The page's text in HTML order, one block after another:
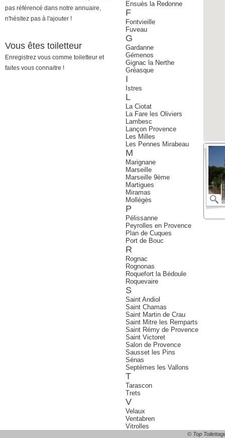
Ensuès la Redonne
F
Fontvieille
Fuveau
G
Gardanne
Gémenos
Gignac la Nerthe
Gréasque
I
Istres
L
La Ciotat
La Fare les Oliviers
Lambesc
Lançon Provence
Les Milles
Les Pennes Mirabeau
M
Marignane
Marseille
Marseille 9ème
Martigues
Miramas
Mollégès
P
Pélissanne
Peyrolles en Provence
Plan de Cuques
Port de Bouc
R
Rognac
Rognonas
Roquefort la Bédoule
Roquevaire
S
Saint Andiol
Saint Chamas
Saint Martin de Crau
Saint Mitre les Remparts
Saint Rémy de Provence
Saint Victoret
Salon de Provence
Sausset les Pins
Sénas
Septèmes les Vallons
T
Tarascon
Trets
V
Velaux
Ventabren
Vitrolles
pas référencé dans notre annuaire,
n'hésitez pas à l'ajouter !
Vous êtes toiletteur
Enregistrez vous comme toiletteur et
faites vous connaitre !
© Top